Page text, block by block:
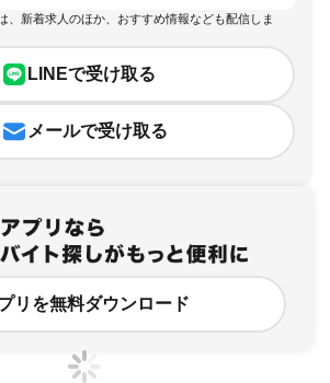
、新着求人のほか、おすすめ情報なども配信しま
LINEで受け取る
メールで受け取る
リを無料ダウンロード